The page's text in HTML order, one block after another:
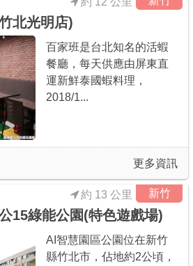
北光明店)
百家班是台北知名的活蝦
餐廳，每天供應由屏東直
運新鮮泰國蝦料理，
2018/1...
更多資訊
新竹
約 13 公里
15綠能公園(特色遊戲場)
AI智慧園區公園位在新竹
縣竹北市，佔地約2公頃，